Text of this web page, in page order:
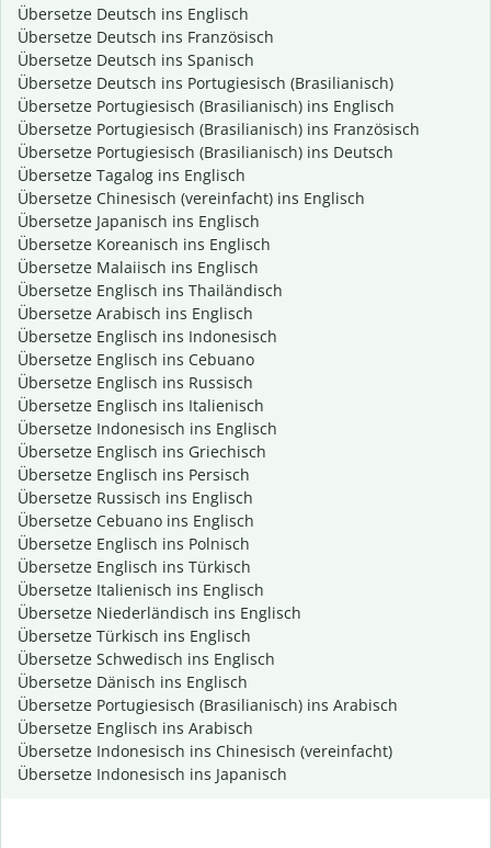
Übersetze Deutsch ins Englisch
Übersetze Deutsch ins Französisch
Übersetze Deutsch ins Spanisch
Übersetze Deutsch ins Portugiesisch (Brasilianisch)
Übersetze Portugiesisch (Brasilianisch) ins Englisch
Übersetze Portugiesisch (Brasilianisch) ins Französisch
Übersetze Portugiesisch (Brasilianisch) ins Deutsch
Übersetze Tagalog ins Englisch
Übersetze Chinesisch (vereinfacht) ins Englisch
Übersetze Japanisch ins Englisch
Übersetze Koreanisch ins Englisch
Übersetze Malaiisch ins Englisch
Übersetze Englisch ins Thailändisch
Übersetze Arabisch ins Englisch
Übersetze Englisch ins Indonesisch
Übersetze Englisch ins Cebuano
Übersetze Englisch ins Russisch
Übersetze Englisch ins Italienisch
Übersetze Indonesisch ins Englisch
Übersetze Englisch ins Griechisch
Übersetze Englisch ins Persisch
Übersetze Russisch ins Englisch
Übersetze Cebuano ins Englisch
Übersetze Englisch ins Polnisch
Übersetze Englisch ins Türkisch
Übersetze Italienisch ins Englisch
Übersetze Niederländisch ins Englisch
Übersetze Türkisch ins Englisch
Übersetze Schwedisch ins Englisch
Übersetze Dänisch ins Englisch
Übersetze Portugiesisch (Brasilianisch) ins Arabisch
Übersetze Englisch ins Arabisch
Übersetze Indonesisch ins Chinesisch (vereinfacht)
Übersetze Indonesisch ins Japanisch